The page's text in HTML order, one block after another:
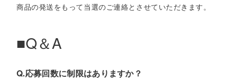
商品の発送をもって当選のご連絡とさせていただきます。
■Q＆A
Q.応募回数に制限はありますか？